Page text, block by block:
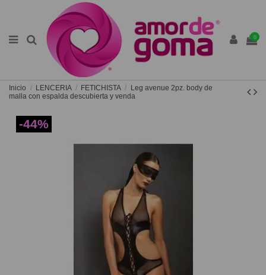
0
Inicio LENCERIA FETICHISTA
Leg avenue 2pz. body de
malla con espalda descubierta y venda
-44%